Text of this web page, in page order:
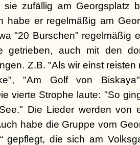
zufällig am Georgsplatz
habe er regelmäßig am
"20 Burschen" regelmäßig
getrieben, auch mit den
Z.B. "Als wir einst
"Am Golf von
vierte Strophe laute: "So
Die Lieder werden von
habe die Gruppe vom
gepflegt, die sich am